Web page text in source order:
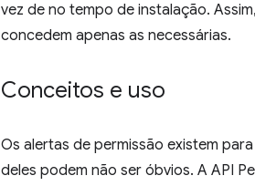
vez de no tempo de instalação.
concedem apenas as necessárias.
Conceitos e uso
Os alertas de permissão existem
deles podem não ser óbvios. A API